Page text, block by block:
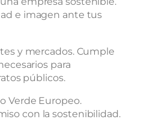
e imagen ante tus
y mercados. Cumple
para
públicos.
Verde Europeo.
con la sostenibilidad.